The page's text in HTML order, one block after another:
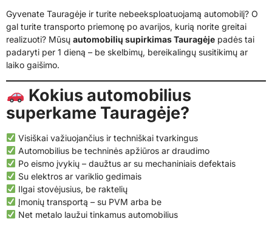
Gyvenate Tauragėje ir turite nebeeksploatuojamą automobilį? O
gal turite transporto priemonę po avarijos, kurią norite greitai
realizuoti? Mūsų automobilių supirkimas Tauragėje padės tai
padaryti per 1 dieną – be skelbimų, bereikalingų susitikimų ar
laiko gaišimo.
Kokius automobilius
superkame Tauragėje?
Visiškai važiuojančius ir techniškai tvarkingus
Automobilius be techninės apžiūros ar draudimo
Po eismo įvykių – daužtus ar su mechaniniais defektais
Su elektros ar variklio gedimais
Ilgai stovėjusius, be raktelių
Įmonių transportą – su PVM arba be
Net metalo laužui tinkamus automobilius